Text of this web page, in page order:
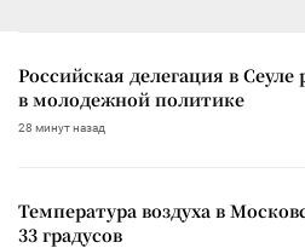
Российская делегация в
в молодежной политике
28 минут назад
Температура воздуха в
33 градусов